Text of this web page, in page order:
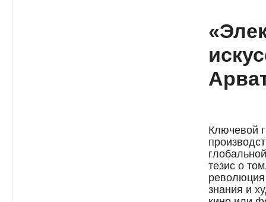
Ключевой
тезис о
знания и